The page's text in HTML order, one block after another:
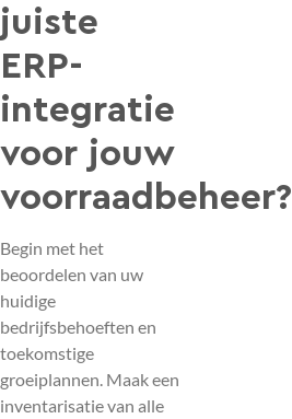
juiste
ERP-
integratie
voor jouw
voorraadbeheer?
Begin met het
beoordelen van uw
huidige
bedrijfsbehoeften en
toekomstige
groeiplannen. Maak een
inventarisatie van alle